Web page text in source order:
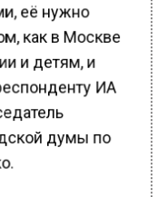
как в Москве
и детям, и
ИА
думы по
внимание на